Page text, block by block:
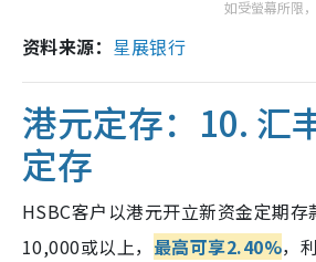
资料来源： 星展银行
港元定存：10. 汇
定存
HSBC客户以港元开立新资金定期存
10,000或以上， 最高可享2.40%，